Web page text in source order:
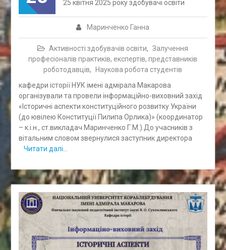
Маринченко Ганна
Активності здобувачів освіти, Залучення
професіоналів практиків, експертів, представників
роботодавців, Наукова робота студентів
25 квітня 2025 року здобувачі освіти
кафедри історії НУК імені адмірала Макарова
організували та провели інформаційно-виховний захід
«Історичні аспекти конституційного розвитку України
(до ювілею Конституції Пилипа Орлика)» (координатор
– к.і.н., ст.викладач Маринченко Г.М.).До учасників з
вітальним словом звернулися заступник директора
Читати далі…